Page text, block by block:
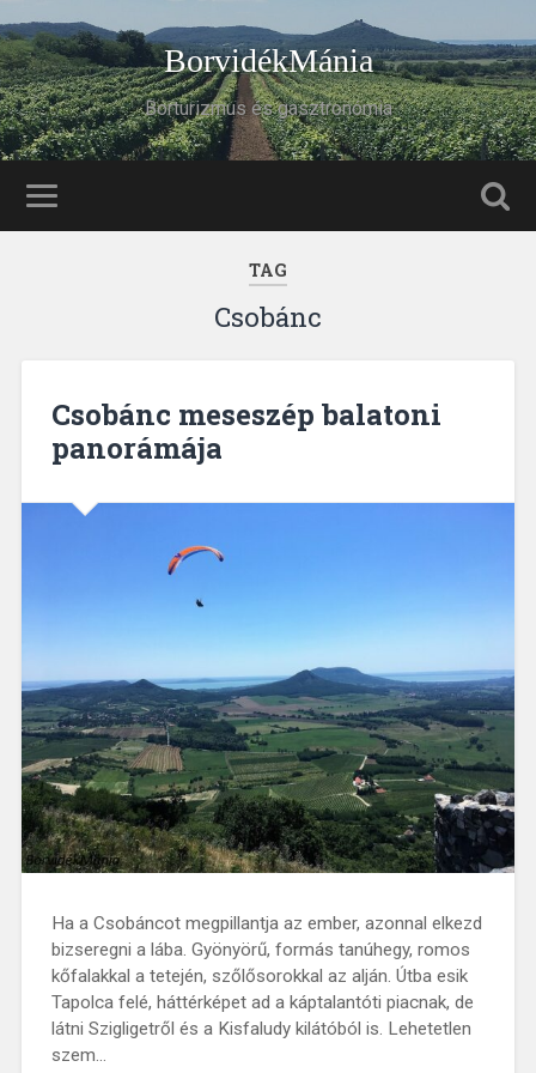
BorvidékMánia
Borturizmus és gasztronómia
TAG
Csobánc
Csobánc meseszép balatoni
panorámája
Ha a Csobáncot megpillantja az ember, azonnal elkezd
bizseregni a lába. Gyönyörű, formás tanúhegy, romos
kőfalakkal a tetején, szőlősorokkal az alján. Útba esik
Tapolca felé, háttérképet ad a káptalantóti piacnak, de
látni Szigligetről és a Kisfaludy kilátóból is. Lehetetlen
szem…